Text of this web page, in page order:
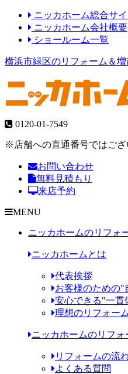
ニッカホーム総合サイ
ニッカホーム会社概要
ショールーム一覧
横浜市緑区のリフォーム＆増
0120-01-7549
※店舗への直通番号ではござ
お問い合わせ
無料見積もり
来店予約
MENU
ニッカホームのリフォ
ニッカホームとは
代表挨拶
お客様のための"
安心できる"一貫
理想のリフォー
ニッカホームのリフォ
リフォームの流
よくある質問